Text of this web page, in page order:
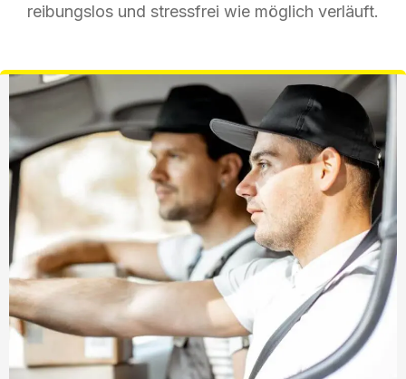
reibungslos und stressfrei wie möglich verläuft.